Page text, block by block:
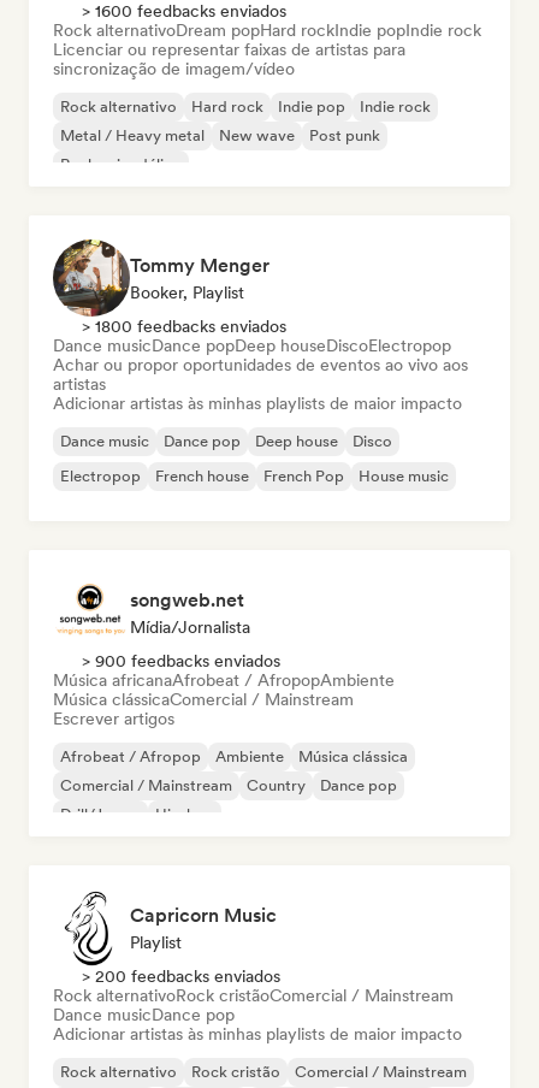
> 1600 feedbacks enviados
Rock alternativoDream popHard rockIndie popIndie rock
Licenciar ou representar faixas de artistas para
sincronização de imagem/vídeo
Rock alternativo Hard rock Indie pop
Indie rock
Metal / Heavy metal
New wave
Post punk
Rock psicodélico
Tommy Menger
Booker, Playlist
> 1800 feedbacks enviados
Dance musicDance popDeep houseDiscoElectropop
Achar ou propor oportunidades de eventos ao vivo aos
artistas
Adicionar artistas às minhas playlists de maior impacto
Dance music Dance pop Deep house
Disco
Electropop
French house French Pop House music
songweb.net
Mídia/Jornalista
> 900 feedbacks enviados
Música africanaAfrobeat / AfropopAmbiente
Música clássicaComercial / Mainstream
Escrever artigos
Afrobeat / Afropop Ambiente
Música clássica
Comercial / Mainstream
Country
Dance pop
Drill/Jersey
Hip-hop
Capricorn Music
Playlist
> 200 feedbacks enviados
Rock alternativoRock cristãoComercial / Mainstream
Dance musicDance pop
Adicionar artistas às minhas playlists de maior impacto
Rock alternativo Rock cristão Comercial / Mainstream